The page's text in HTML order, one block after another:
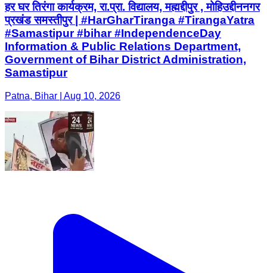
हर घर तिरंगा कार्यक्रम, रा.प्रा. विद्यालय, मह्मद्दीपुर , मोहिउद्दीननगर
प्रखंड समस्तीपुर | #HarGharTiranga #TirangaYatra
#Samastipur #bihar #IndependenceDay
Information & Public Relations Department,
Government of Bihar District Administration,
Samastipur
Patna, Bihar | Aug 10, 2026